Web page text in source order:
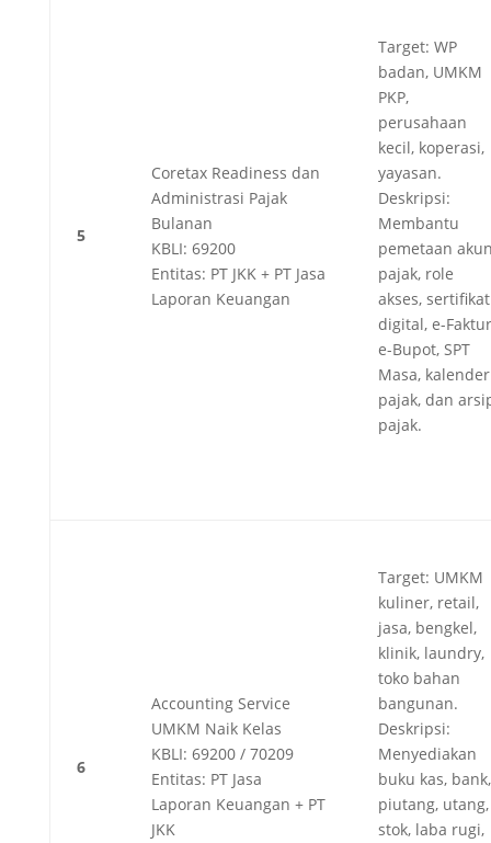
5
Coretax Readiness dan
Administrasi Pajak
Bulanan
KBLI: 69200
Entitas: PT JKK + PT Jasa
Laporan Keuangan
Target: WP
badan, UMKM
PKP,
perusahaan
kecil, koperasi,
yayasan.
Deskripsi:
Membantu
pemetaan
pajak, role
akses, sertifikat
digital, e-
e-Bupot, SPT
Masa, kalender
pajak, dan
pajak.
6
Accounting Service
UMKM Naik Kelas
KBLI: 69200 / 70209
Entitas: PT Jasa
Laporan Keuangan + PT
JKK
Target: UMKM
kuliner, retail,
jasa, bengkel,
klinik, laundry,
toko bahan
bangunan.
Deskripsi:
Menyediakan
buku kas, bank,
piutang, utang,
stok, laba rugi,